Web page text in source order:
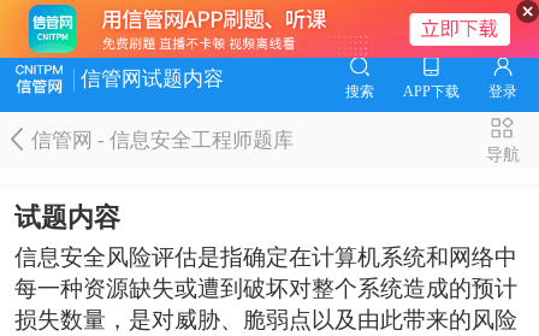
信管网试题内容
搜索 APP下载 登录
信管网 - 信息安全工程师题库
导航
试题内容
信息安全风险评估是指确定在计算机系统和网络中
每一种资源缺失或遭到破坏对整个系统造成的预计
损失数量，是对威胁、脆弱点以及由此带来的风险